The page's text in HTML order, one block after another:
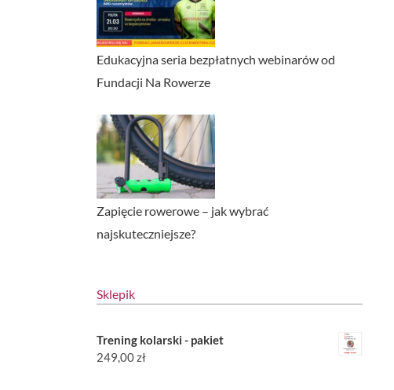
Edukacyjna seria bezpłatnych webinarów od
Fundacji Na Rowerze
Zapięcie rowerowe – jak wybrać
najskuteczniejsze?
Sklepik
Trening kolarski - pakiet
249,00zł